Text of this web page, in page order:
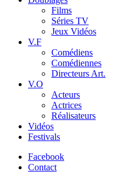
Films
Séries TV
Jeux Vidéos
V.F
Comédiens
Comédiennes
Directeurs Art.
V.O
Acteurs
Actrices
Réalisateurs
Vidéos
Festivals
Facebook
Contact